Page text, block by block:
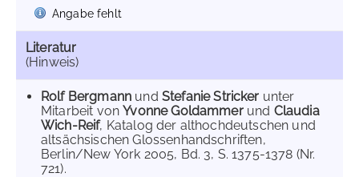
Angabe fehlt
Literatur
(Hinweis)
Rolf Bergmann und Stefanie Stricker unter
Mitarbeit vonYvonne Goldammerund Claudia
Wich-Reif, Katalog der althochdeutschen und
altsächsischen Glossenhandschriften,
Berlin/New York 2005, Bd. 3, S. 1375-1378 (Nr.
721).